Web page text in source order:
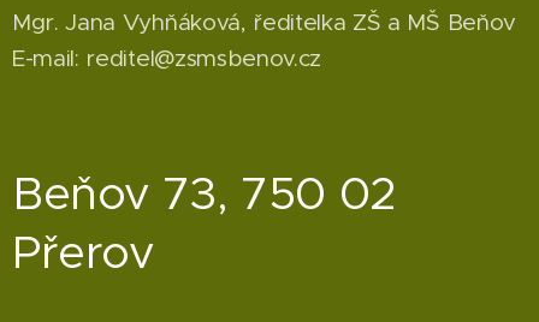
Mgr. Jana Vyhňáková, ředitelka ZŠ a MŠ Beňov
E-mail: reditel@zsmsbenov.cz
Beňov 73, 750 02
Přerov